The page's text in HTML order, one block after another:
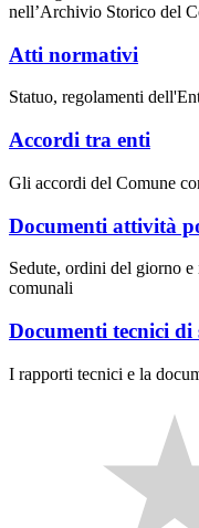
nell’Archivio Storico del
Atti normativi
Statuo, regolamenti
Accordi tra enti
Gli accordi del Comune
Documenti attività
Sedute, ordini del giorno
comunali
Documenti tecnici di
I rapporti tecnici e la